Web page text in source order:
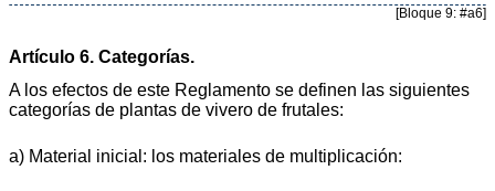
[Bloque 9: #a6]
Artículo 6. Categorías.
A los efectos de este Reglamento se definen las siguientes
categorías de plantas de vivero de frutales:
a) Material inicial: los materiales de multiplicación: